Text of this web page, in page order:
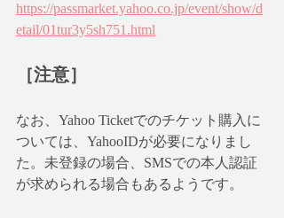
https://passmarket.yahoo.co.jp/event/show/d
etail/01tur3y5sh751.html
［注意］
なお、Yahoo Ticketでのチケット購入に
ついては、YahooIDが必要になりまし
た。未登録の場合、SMSでの本人認証
が求められる場合もあるようです。